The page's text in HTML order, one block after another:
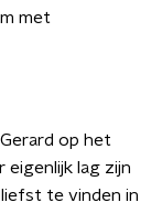
met
op het
eigenlijk lag zijn
te vinden in